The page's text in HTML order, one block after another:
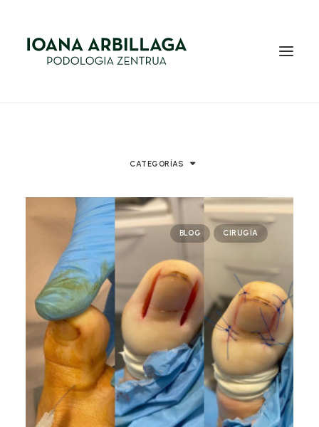
CONTACTO
EUS
CATEGORÍAS
BLOG CIRUGÍA